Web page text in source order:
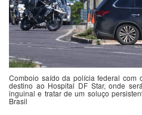
Comboio saído da polícia federal com
destino ao Hospital DF Star, onde
inguinal e tratar de um soluço
Brasil